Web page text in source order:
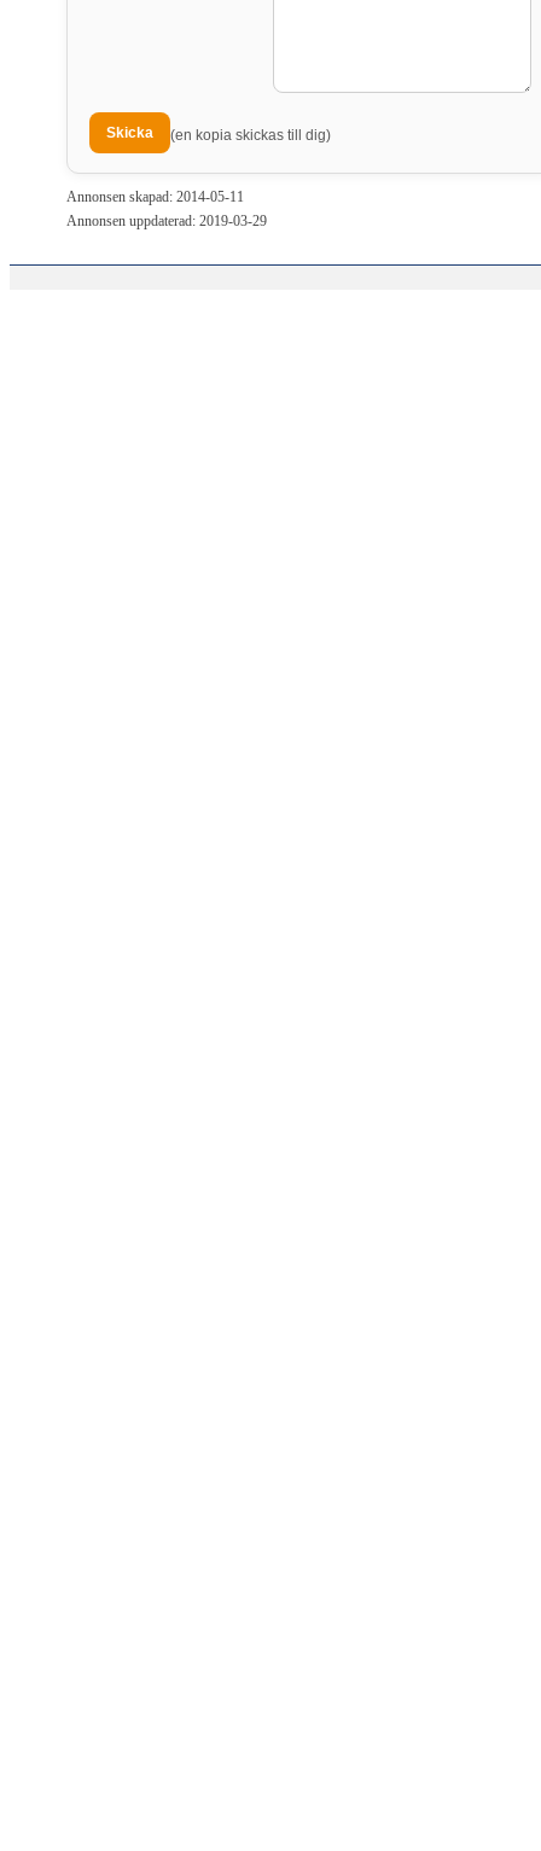
(en kopia skickas till dig)
Annonsen skapad: 2014-05-11
Annonsen uppdaterad: 2019-03-29